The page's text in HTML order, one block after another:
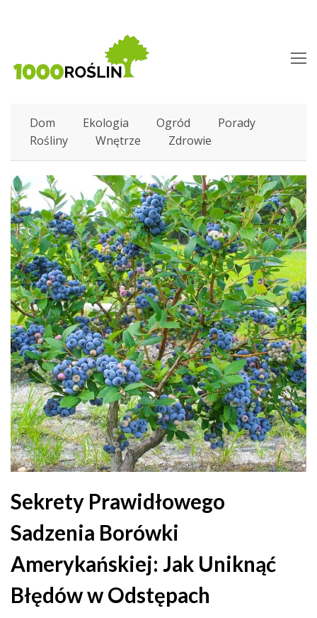
Dom Ekologia Ogród
Porady
Rośliny
Wnętrze Zdrowie
Sekrety Prawidłowego
Sadzenia Borówki
Amerykańskiej: Jak Uniknąć
Błędów w Odstępach